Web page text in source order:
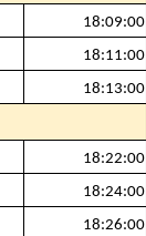
18:09:00
18:11:00
18:13:00
18:22:00
18:24:00
18:26:00